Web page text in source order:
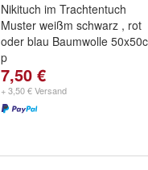
Nikituch im Trachtentuch
Muster weißm schwarz , rot
oder blau Baumwolle
p
Farbe:schwarz-weiß
undblau-weiß
7,50 €
+ 3,50 € Versand